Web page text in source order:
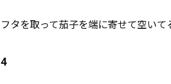
フタを取って茄子を端に寄せて空いて
4